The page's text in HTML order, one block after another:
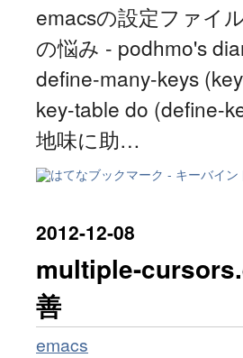
emacsの設定ファイ
の悩み - podhmo's
define-many-keys
key-table do (define-
地味に助…
2012-12-08
multiple-
善
emacs